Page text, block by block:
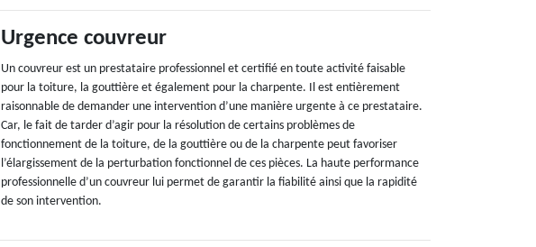
Urgence couvreur
Un couvreur est un prestataire professionnel et certifié en toute activité faisable
pour la toiture, la gouttière et également pour la charpente. Il est entièrement
raisonnable de demander une intervention d’une manière urgente à ce prestataire.
Car, le fait de tarder d’agir pour la résolution de certains problèmes de
fonctionnement de la toiture, de la gouttière ou de la charpente peut favoriser
l’élargissement de la perturbation fonctionnel de ces pièces. La haute performance
professionnelle d’un couvreur lui permet de garantir la fiabilité ainsi que la rapidité
de son intervention.